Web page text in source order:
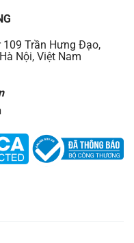
Trần Hưng Đạo,
Nội, Việt Nam